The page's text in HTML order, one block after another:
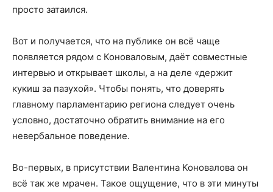
просто затаился.
Вот и получается, что на публике он всё чаще
появляется рядом с Коноваловым, даёт совместные
интервью и открывает школы, а на деле «держит
кукиш за пазухой». Чтобы понять, что доверять
главному парламентарию региона следует очень
условно, достаточно обратить внимание на его
невербальное поведение.
Во-первых, в присутствии Валентина Коновалова он
всё так же мрачен. Такое ощущение, что в эти минуты